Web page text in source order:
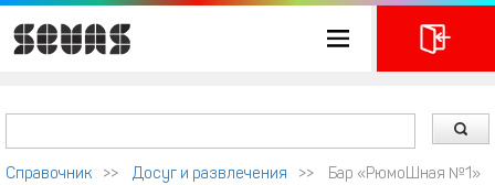
Справочник >> Досуг и развлечения >> Бар «РюмоШная №1»